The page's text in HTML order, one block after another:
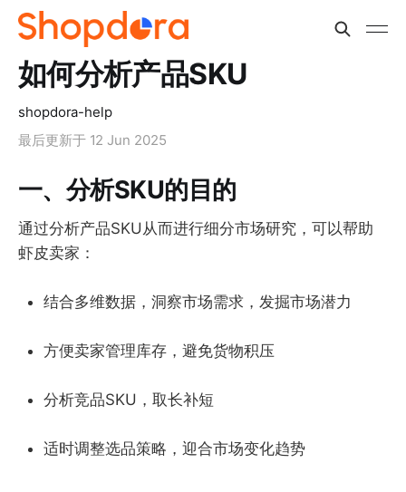
如何分析产品SKU
shopdora-help
最后更新于 12 Jun 2025
一、分析SKU的目的
通过分析产品SKU从而进行细分市场研究，可以帮助
虾皮卖家：
结合多维数据，洞察市场需求，发掘市场潜力
方便卖家管理库存，避免货物积压
分析竞品SKU，取长补短
适时调整选品策略，迎合市场变化趋势